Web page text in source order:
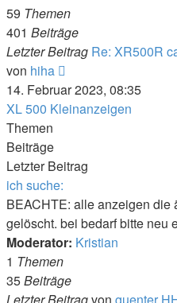
59 Themen
401 Beiträge
Letzter Beitrag Re: XR500R
von hiha
Beitrag
14. Februar 2023, 08:35
XL 500 Kleinanzeigen
Themen
Beiträge
Letzter Beitrag
ich suche:
BEACHTE: alle anzeigen die
gelöscht. bei bedarf bitte neu
Moderator: Kristian
1 Themen
35Beiträge